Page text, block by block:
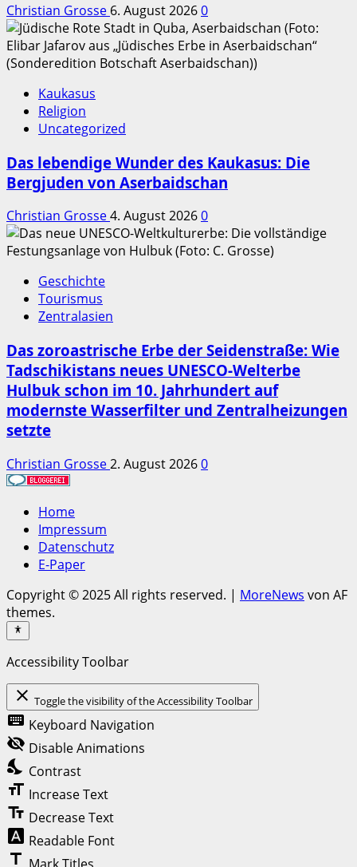
Christian Grosse 6. August 20260
Kaukasus
Religion
Uncategorized
Das lebendige Wunder des Kaukasus: Die
Bergjuden von Aserbaidschan
Christian Grosse4. August 20260
Geschichte
Tourismus
Zentralasien
Das zoroastrische Erbe der Seidenstraße: Wie
Tadschikistans neues UNESCO-Welterbe
Hulbuk schon im 10. Jahrhundert auf
modernste Wasserfilter und Zentralheizungen
setzte
Christian Grosse2. August 20260
Home
Impressum
Datenschutz
E-Paper
Copyright © 2025 All rights reserved. | MoreNews von AF
themes.
Accessibility Toolbar
close Toggle the visibility of the Accessibility Toolbar
keyboard Keyboard Navigation
visibility_off Disable Animations
nights_stay Contrast
format_size Increase Text
text_fields Decrease Text
font_download Readable Font
title